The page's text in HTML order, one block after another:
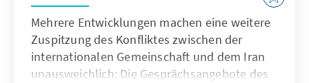
Mehrere Entwicklungen machen eine weitere
Zuspitzung des Konfliktes zwischen der
internationalen Gemeinschaft und dem Iran
unausweichlich: Die Gesprächsangebote des